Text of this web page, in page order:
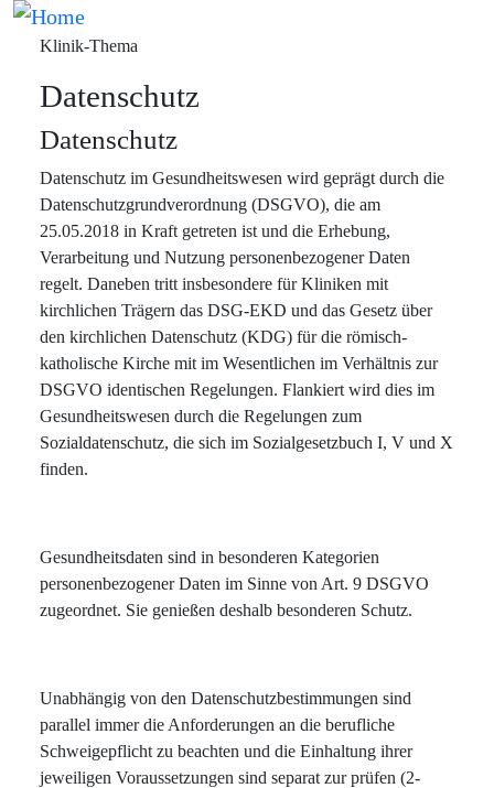
Direkt zum Inhalt
BildKlinik-Thema
Datenschutz
H2 Subtitle
Datenschutz
Datenschutz im Gesundheitswesen wird geprägt durch die
Datenschutzgrundverordnung (DSGVO), die am
25.05.2018 in Kraft getreten ist und die Erhebung,
Verarbeitung und Nutzung personenbezogener Daten
regelt. Daneben tritt insbesondere für Kliniken mit
kirchlichen Trägern das DSG-EKD und das Gesetz über
den kirchlichen Datenschutz (KDG) für die römisch-
katholische Kirche mit im Wesentlichen im Verhältnis zur
DSGVO identischen Regelungen. Flankiert wird dies im
Gesundheitswesen durch die Regelungen zum
Sozialdatenschutz, die sich im Sozialgesetzbuch I, V und X
finden.
Gesundheitsdaten sind in besonderen Kategorien
personenbezogener Daten im Sinne von Art. 9 DSGVO
zugeordnet. Sie genießen deshalb besonderen Schutz.
Unabhängig von den Datenschutzbestimmungen sind
parallel immer die Anforderungen an die berufliche
Schweigepflicht zu beachten und die Einhaltung ihrer
jeweiligen Voraussetzungen sind separat zur prüfen (2-